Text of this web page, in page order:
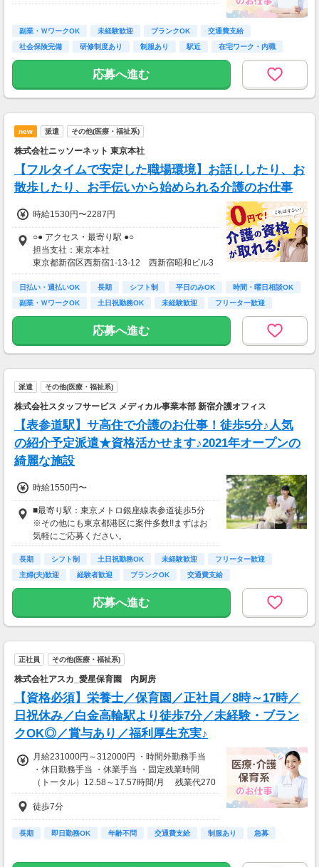
・成果配分賞与 年1回（業績による）
副業・ＷワークOK 未経験歓迎 ブランクOK
交通費支給
社会保険完備
研修制度あり 制服あり 駅近 在宅ワーク・内職
応募へ進む
new 派遣 その他(医療・福祉系)
株式会社ニッソーネット 東京本社
【フルタイムで安定した職場環境】お話ししたり、お
散歩したり、お手伝いから始められる介護のお仕事
時給1530円〜2287円
○● アクセス・最寄り駅 ●○
担当支社：東京本社
東京都新宿区西新宿1-13-12 西新宿昭和ビル3
Ｆ
新宿駅（JR在来線/京王新線/京王線/小田急小田
原線/都営新宿線/都営大江戸線）-2分
新宿（東京メトロ）駅（東京メトロ丸ノ内線）-
■エリア内の駅一覧
イ駅,泉岳寺駅,虎ノ門駅,赤坂見附駅,青山一丁目
駅,外苑前駅,表参道駅,虎ノ門ヒルズ駅,神谷町駅,
六
日払い・週払いOK 長期 シフト制 平日のみOK
時間・曜日相談OK
副業・ＷワークOK
土日祝勤務OK 未経験歓迎 フリーター歓迎
応募へ進む
派遣 その他(医療・福祉系)
株式会社スタッフサービス メディカル事業本部 新宿介護オフィス
【表参道駅】サ高住で介護のお仕事！徒歩5分♪人気
の紹介予定派遣★資格活かせます♪2021年オープンの
綺麗な施設
時給1550円〜
■最寄り駅：東京メトロ銀座線表参道徒歩5分
※その他にも東京都港区に案件多数!!まずはお
気軽にご応募ください。
長期 シフト制 土日祝勤務OK 未経験歓迎
フリーター歓迎
主婦(夫)歓迎
経験者歓迎 ブランクOK 交通費支給
応募へ進む
正社員 その他(医療・福祉系)
株式会社アスカ_愛星保育園 内厨房
【資格必須】栄養士／保育園／正社員／8時～17時／
日祝休み／白金高輪駅より徒歩7分／未経験・ブラン
クOK◎／賞与あり／福利厚生充実♪
月給231000円～312000円 ・時間外勤務手当
・休日勤務手当 ・休業手当 ・固定残業時間
（トータル）12.58～17.57時間/月 残業代270
00円～30000円 ※定額残業手当（月給に含む）
は、時間外労働の有無にかかわらず支給し、定
額残業手当額を超える時間外労働は追加で支給
徒歩7分
長期 即日勤務OK 年齢不問 交通費支給 制服あり 急募